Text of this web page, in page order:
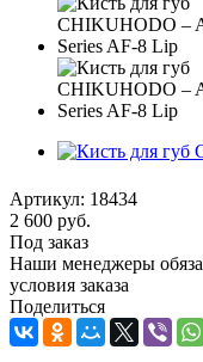
Артикул: 18434
2 600 руб.
Под заказ
Наши менеджеры
условия заказа
Поделиться